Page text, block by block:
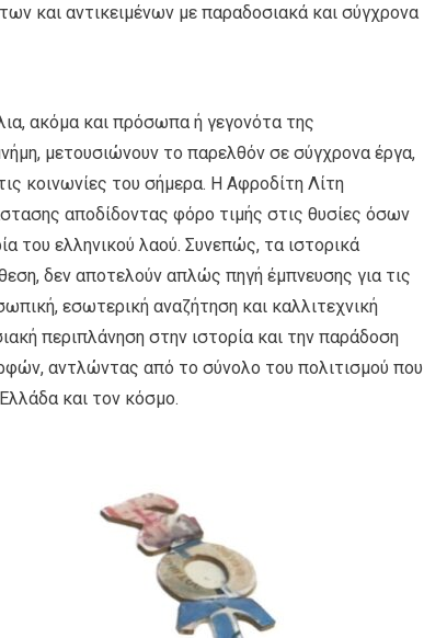
και αντικειμένων με παραδοσιακά και σύγχρονα
ακόμα και πρόσωπα ή γεγονότα της
μετουσιώνουν το παρελθόν σε σύγχρονα έργα,
κοινωνίες του σήμερα. Η Αφροδίτη Λίτη
αποδίδοντας φόρο τιμής στις θυσίες όσων
του ελληνικού λαού. Συνεπώς, τα ιστορικά
δεν αποτελούν απλώς πηγή έμπνευσης για τις
εσωτερική αναζήτηση και καλλιτεχνική
περιπλάνηση στην ιστορία και την παράδοση
αντλώντας από το σύνολο του πολιτισμού που
και τον κόσμο.